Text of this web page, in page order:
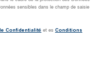
sensibles dans le champ de saisie
Confidentialité et es Conditions